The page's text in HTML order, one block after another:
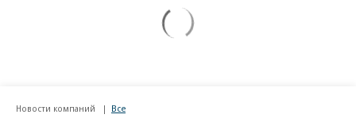
Новости компаний Все